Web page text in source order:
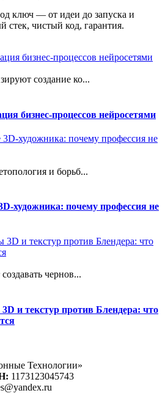
ключ — от идеи до запуска и
чистый код, гарантия.
создание ко...
бизнес-процессов нейросетями
и борьб...
художника: почему профессия не
чернов...
и текстур против Блендера: что
Технологии»
1173123045743